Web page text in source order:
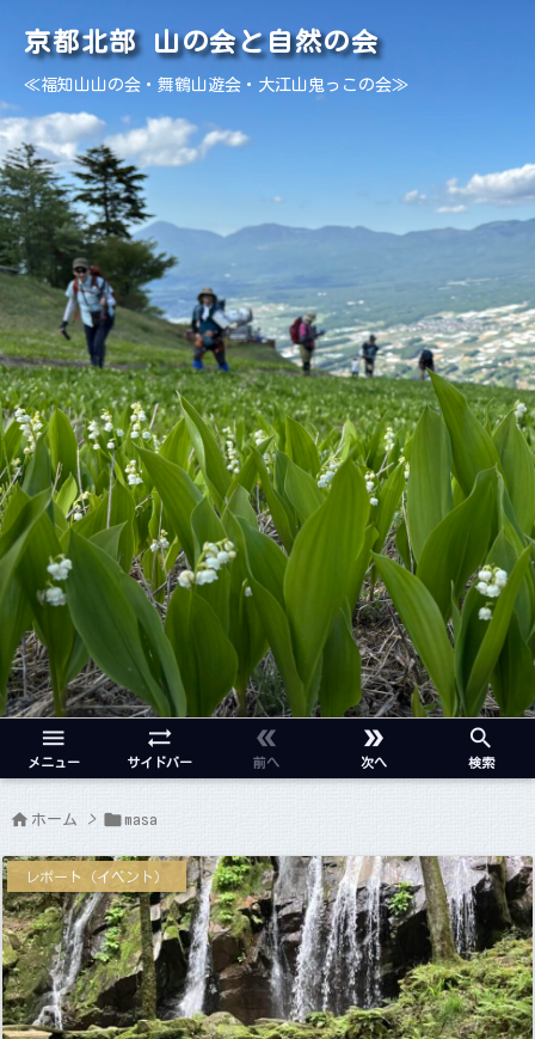
京都北部 山の会と自然の会
≪福知山山の会・舞鶴山遊会・大江山鬼っこの会≫

メニュー

サイドバー

前へ

次へ

検索
 ホーム > masa
レポート（イベント）